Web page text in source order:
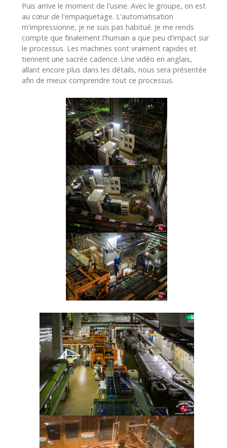
Puis arrive le moment de l'usine. Avec le groupe, on est
au cœur de l'empaquetage. L'automatisation
m'impressionne, je ne suis pas habitué. Je me rends
compte que finalement l'humain a que peu d'impact sur
le processus. Les machines sont vraiment rapides et
tiennent une sacrée cadence. Une vidéo en anglais,
allant encore plus dans les détails, nous sera présentée
afin de mieux comprendre tout ce processus.